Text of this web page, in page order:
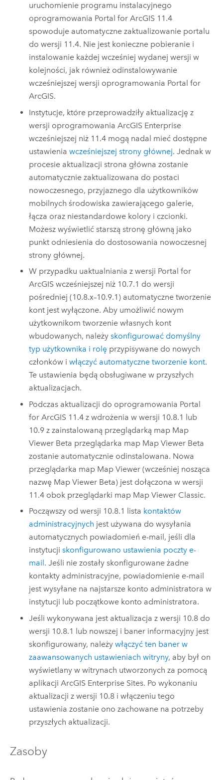
uruchomienie programu instalacyjnego
oprogramowania Portal for ArcGIS 11.4
spowoduje automatyczne zaktualizowanie portalu
do wersji 11.4. Nie jest konieczne pobieranie i
instalowanie każdej wcześniej wydanej wersji w
kolejności, jak również odinstalowywanie
wcześniejszej wersji oprogramowania Portal for
ArcGIS.
Instytucje, które przeprowadziły aktualizację z
wersji oprogramowaniaArcGIS Enterprise
wcześniejszej niż 11.4 mogą nadal mieć dostępne
ustawieniawcześniejszej strony głównej. Jednak w
procesie aktualizacji strona główna zostanie
automatycznie zaktualizowana do postaci
nowoczesnego, przyjaznego dla użytkowników
mobilnych środowiska zawierającego galerie,
łącza oraz niestandardowe kolory i czcionki.
Możesz wyświetlić starszą stronę główną jako
punkt odniesienia do dostosowania nowoczesnej
strony głównej.
W przypadku uaktualniania z wersji Portal for
ArcGIS wcześniejszej niż 10.7.1 do wersji
pośredniej (10.8.x–10.9.1) automatyczne tworzenie
kont jest wyłączone. Aby umożliwić nowym
użytkownikom tworzenie własnych kont
wbudowanych, należyskonfigurować domyślny
typ użytkownika i rolę przypisywane do nowych
członków iwłączyć automatyczne tworzenie kont.
Te ustawienia będą obsługiwane w przyszłych
aktualizacjach.
Podczas aktualizacji do oprogramowania Portal
for ArcGIS 11.4 z wdrożenia w wersji 10.8.1 lub
10.9 z zainstalowaną przeglądarką map Map
Viewer Beta przeglądarka map Map Viewer Beta
zostanie automatycznie odinstalowana. Nowa
przeglądarka map Map Viewer (wcześniej nosząca
nazwę Map Viewer Beta) jest dołączona w wersji
11.4 obok przeglądarki map Map Viewer Classic.
Począwszy od wersji 10.8.1 lista kontaktów
administracyjnych jest używana do wysyłania
automatycznych powiadomień e-mail, jeśli dla
instytucjiskonfigurowano ustawienia poczty e-
mail . Jeśli nie zostały skonfigurowane żadne
kontakty administracyjne, powiadomienie e-mail
jest wysyłane na najstarsze konto administratora w
instytucji lub początkowe konto administratora.
Jeśli wykonywana jest aktualizacja z wersji 10.8 do
wersji 10.8.1 lub nowszej i baner informacyjny jest
skonfigurowany, należywłączyć ten baner w
zaawansowanych ustawieniach witryny, aby był on
wyświetlany w witrynach utworzonych za pomocą
aplikacjiArcGIS Enterprise Sites. Po wykonaniu
aktualizacji z wersji 10.8 i włączeniu tego
ustawienia zostanie ono zachowane na potrzeby
przyszłych aktualizacji.
Zasoby